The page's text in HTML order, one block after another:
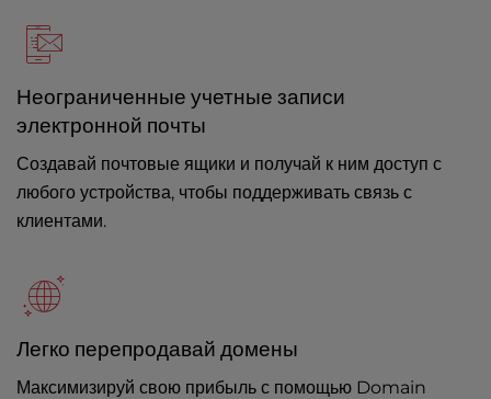
Неограниченные учетные записи
электронной почты
Создавай почтовые ящики и получай к ним доступ с
любого устройства, чтобы поддерживать связь с
клиентами.
Легко перепродавай домены
Максимизируй свою прибыль с помощью Domain